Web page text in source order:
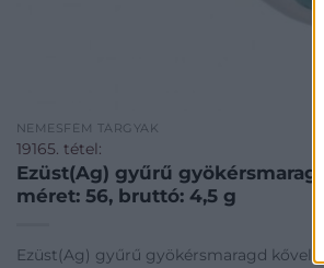
NEMESFÉM TÁRGYAK
19165. tétel:
Ezüst(Ag) gyűrű
méret: 56, bruttó: 4,5 g
Ezüst(Ag) gyűrű gyökérsmaragd kővel,